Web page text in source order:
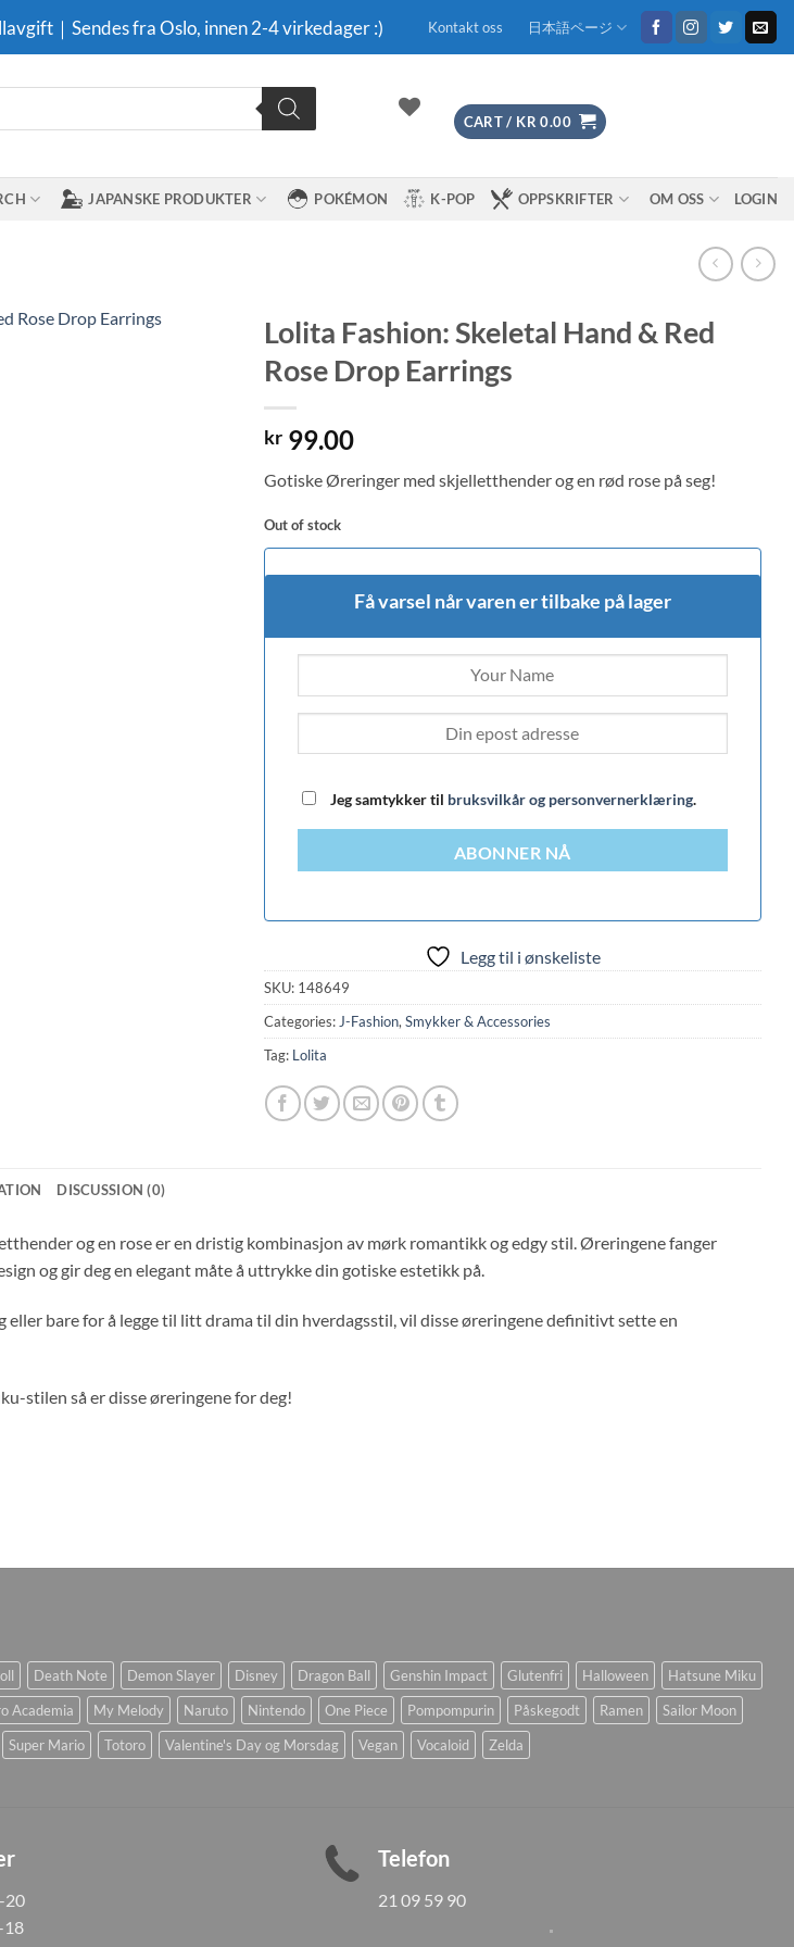
｜Sendes fra Oslo, innen 2-4 virkedager :) Kontakt oss 日本語ページ
CART / KR 0.00
JAPANSKE PRODUKTER POKÉMON K-POP OPPSKRIFTER OM OSS LOGIN
Lolita Fashion: Skeletal Hand & Red
Rose Drop Earrings
kr99.00
Gotiske Øreringer med skjelletthender og en rød rose på seg!
Out of stock
Få varsel når varen er tilbake på lager
Jeg samtykker til bruksvilkår og personvernerklæring.
ABONNER NÅ
Legg til i ønskeliste
SKU: 148649
Categories:J-Fashion,Smykker & Accessories
Tag: Lolita
DISCUSSION (0)
og en rose er en dristig kombinasjon av mørk romantikk og edgy stil. Øreringene fanger
og gir deg en elegant måte å uttrykke din gotiske estetikk på.
eller bare for å legge til litt drama til din hverdagsstil, vil disse øreringene definitivt sette en
stilen så er disse øreringene for deg!
Death Note Demon Slayer Disney Dragon Ball Genshin Impact Glutenfri Halloween
Hatsune Miku
Academia My Melody Naruto Nintendo One Piece Pompompurin Påskegodt Ramen
Sailor Moon
Super Mario Totoro Valentine's Day og Morsdag Vegan Vocaloid Zelda
20
Telefon
21 09 59 90